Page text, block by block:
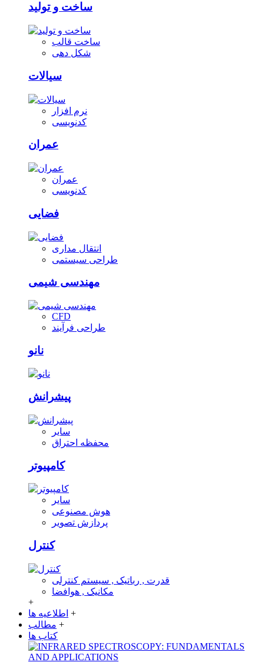
ساخت و تولید
ساخت قالب
شکل دهی
سیالات
نرم افزار
کدنویسی
عمران
عمران
کدنویسی
فضایی
انتقال مداری
طراحی سیستمی
مهندسی شیمی
CFD
طراحی فرآیند
نانو
پیشرانش
سایر
محفظه احتراق
کامپیوتر
سایر
هوش مصنوعی
پردازش تصویر
کنترل
قدرت , رباتیک , سیستم کنترلی
مکانیک , هوافضا
+
اطلاعیه ها +
مطالب +
کتاب ها